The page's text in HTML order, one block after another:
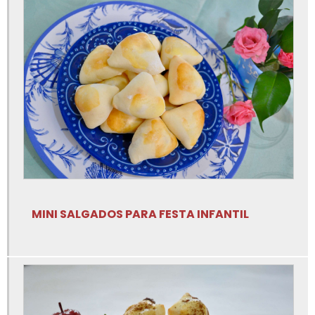
Salgadinho assados para festa
Salgadinhos assados de festa
Empadas em Limeira
Assadinhos para festa
Empadinha de frango em Limeira
Mini salgado assado para festa
Empada de frango em Limeira
Bolinhos de queijo
Bolinho frito de queijo
MINI SALGADOS PARA FESTA INFANTIL